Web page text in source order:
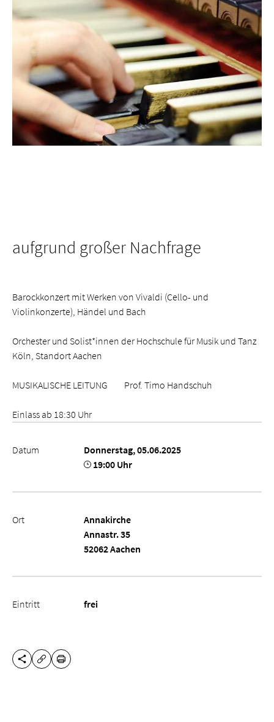
aufgrund großer Nachfrage
Barockkonzert mit Werken von Vivaldi (Cello- und
Violinkonzerte), Händel und Bach
Orchester und Solist*innen der Hochschule für Musik und Tanz
Köln, Standort Aachen
MUSIKALISCHE LEITUNG Prof. Timo Handschuh
Einlass ab 18:30 Uhr
Datum
Donnerstag, 05.06.2025
19:00 Uhr
Ort
Annakirche
Annastr. 35
52062 Aachen
Eintritt frei
DIESE SEITE TEILEN
URL KOPIEREN
DRUCKEN